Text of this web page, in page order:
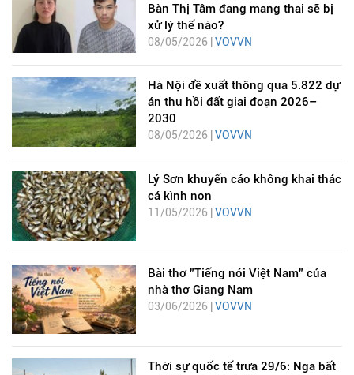
Bàn Thị Tâm đang mang thai sẽ bị
xử lý thế nào?
08/05/2026 | VOVVN
Hà Nội đề xuất thông qua 5.822 dự
án thu hồi đất giai đoạn 2026–
2030
08/05/2026 | VOVVN
Lý Sơn khuyến cáo không khai thác
cá kình non
11/05/2026 | VOVVN
Bài thơ "Tiếng nói Việt Nam" của
nhà thơ Giang Nam
03/06/2026 | VOVVN
Thời sự quốc tế trưa 29/6: Nga bất